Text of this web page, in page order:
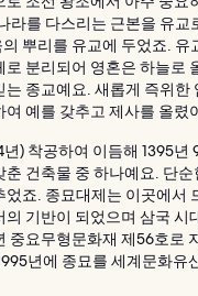
라를 다스리는 근본을 유교
뿌리를 유교에 두었죠. 유
분리되어 영혼은 하늘로
종교예요. 새롭게 즉위한
예를 갖추고 제사를 올렸
) 착공하여 이듬해 1395년
건축물 중 하나예요. 단순
었죠. 종묘대제는 이곳에서
의 기반이 되었으며 삼국 시
중요무형문화재 제56호로
년에 종묘를 세계문화유